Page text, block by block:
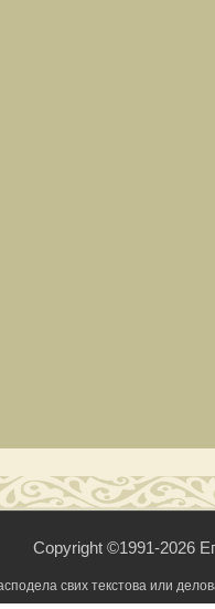
Copyright ©1991-2026
свих текстова или